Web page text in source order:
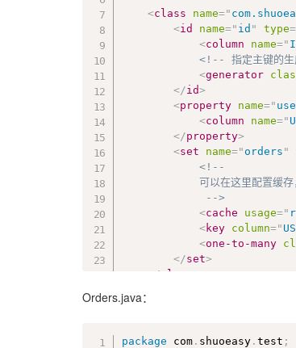
public
setOrders
orders
String toString
return
"User [id="
<class name="
<id name=" id " type=
<column name="
<!-- 指定主键的生
<generator
</id>
<property name="
<column name="
</property>
<set name=" orders "
<!--
			可以在这里配置缓存，代替hibernate.cfg.xml:<collection-cache usage="read-write" collection="com.shuoeasy.test.User.orders"/>
			 -->
<cache usage="
<key column="
<one-to-many
</set>
</ class
Orders.java：
package com . shuoeasy .test ;